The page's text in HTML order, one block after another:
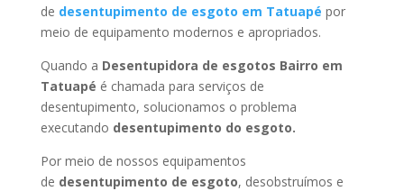
de desentupimento de esgoto em Tatuapé por
meio de equipamento modernos e apropriados.
Quando a Desentupidora de esgotos Bairro em
Tatuapé é chamada para serviços de
desentupimento, solucionamos o problema
executando desentupimento do esgoto.
Por meio de nossos equipamentos
de desentupimento de esgoto, desobstruímos e